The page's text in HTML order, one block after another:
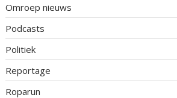
Omroep nieuws
Podcasts
Politiek
Reportage
Roparun